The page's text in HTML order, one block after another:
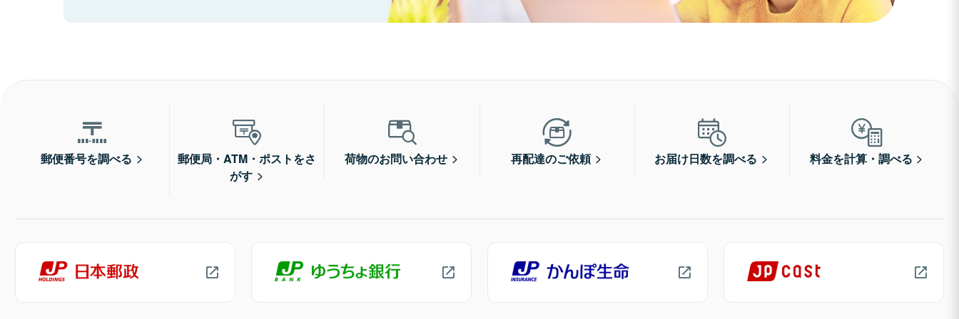
郵便番号を調べる
郵便局・ATM・ポストをさ
がす
荷物のお問い合わせ 再配達のご依頼 お届け日数を調べる 料金を計算・調べる